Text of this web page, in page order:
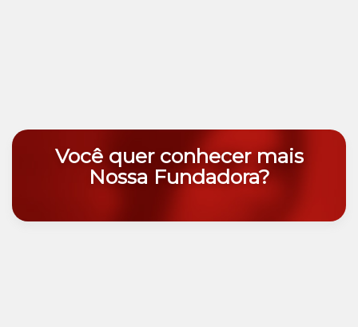
Você quer conhecer mais
Nossa Fundadora?